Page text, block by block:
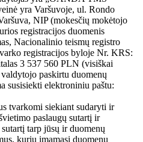
yra Varšuvoje, ul. Rondo
NIP (mokesčių mokėtojo
registracijos duomenis
Nacionalinio teismų registro
registracijos byloje Nr. KRS:
3 537 560 PLN (visiškai
paskirtu duomenų
susisiekti elektroniniu paštu:
tvarkomi siekiant sudaryti ir
paslaugų sutartį ir
tarp jūsų ir duomenų
kurių imamasi duomenų